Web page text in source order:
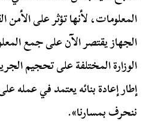
المعلومات، لأنها تؤثر على
الجهاز يقتصر الآن على جمع
الوزارة المختلفة على تحجيم
إطار إعادة بنائه يعتمد في عمله
ننحرف بمسارنا».